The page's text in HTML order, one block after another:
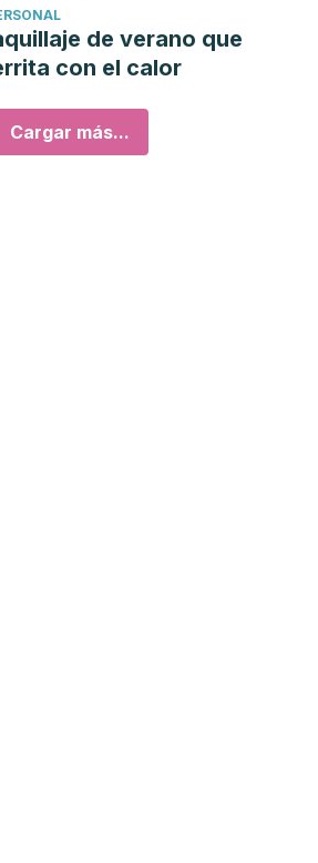
de verano que
con el calor
Cargar más...